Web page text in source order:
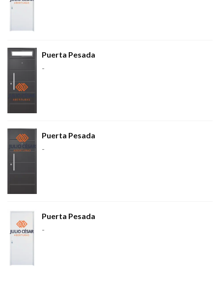
Puerta Pesada
-
Puerta Pesada
-
Puerta Pesada
-